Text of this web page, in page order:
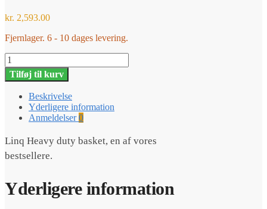
kr. 2,593.00
Fjernlager. 6 - 10 dages levering.
BASKET
KIT
antal
Tilføj til kurv
Beskrivelse
Yderligere information
Anmeldelser0
Linq Heavy duty basket, en af vores
bestsellere.
Yderligere information